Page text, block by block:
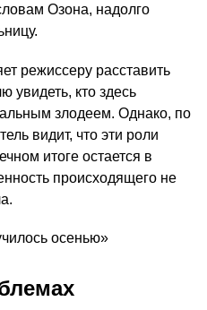
Озона, надолго
режиссеру расставить
увидеть, кто здесь
злодеем. Однако, по
видит, что эти роли
итоге остается в
происходящего не